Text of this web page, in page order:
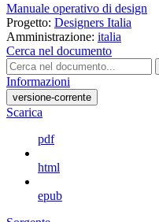
Manuale operativo di design
Progetto: Designers Italia
Amministrazione: italia
Cerca nel documento
Informazioni
versione-corrente
Scarica
pdf
html
epub